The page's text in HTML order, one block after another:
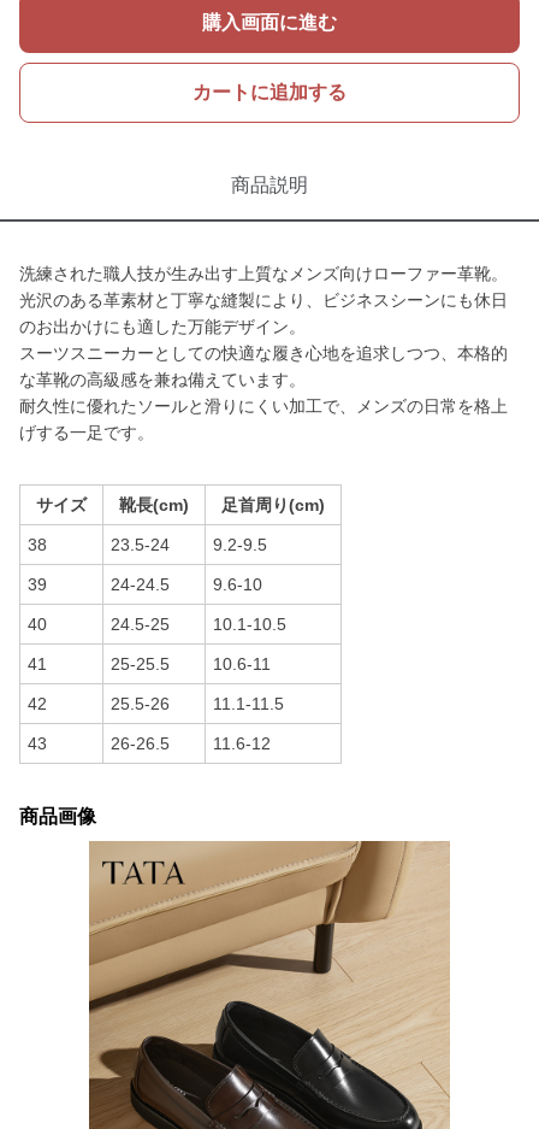
購入画面に進む
カートに追加する
商品説明
洗練された職人技が生み出す上質なメンズ向けローファー革靴。
光沢のある革素材と丁寧な縫製により、ビジネスシーンにも休日
のお出かけにも適した万能デザイン。
スーツスニーカーとしての快適な履き心地を追求しつつ、本格的
な革靴の高級感を兼ね備えています。
耐久性に優れたソールと滑りにくい加工で、メンズの日常を格上
げする一足です。
サイズ 靴長(cm) 足首周り(cm)
38 23.5-24 9.2-9.5
39 24-24.5 9.6-10
40 24.5-25 10.1-10.5
41 25-25.5 10.6-11
42 25.5-26 11.1-11.5
43 26-26.5 11.6-12
商品画像